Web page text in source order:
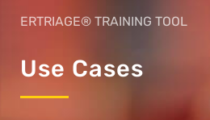
ERTRIAGE® TRAINING TOOL
Use Cases